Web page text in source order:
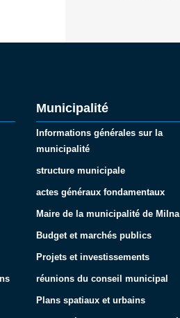
Municipalité
Informations générales sur la
municipalité
structure municipale
actes généraux fondamentaux
Maire de la municipalité de Milna
Budget et marchés publics
Projets et investissements
réunions du conseil municipal
Plans spatiaux et urbains